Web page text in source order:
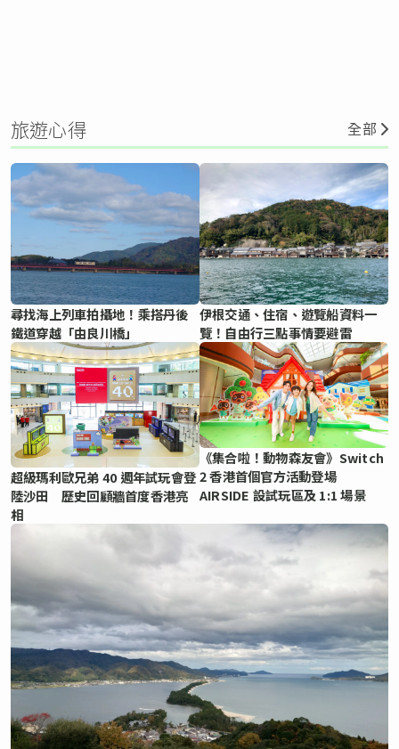
旅遊心得 全部
尋找海上列車拍攝地！乘搭丹後
鐵道穿越「由良川橋」
伊根交通、住宿、遊覽船資料一
覽！自由行三點事情要避雷
超級瑪利歐兄弟 40 週年試玩會登
陸沙田 歷史回顧牆首度香港亮
相
《集合啦！動物森友會》Switch
2 香港首個官方活動登場
AIRSIDE 設試玩區及 1:1 場景